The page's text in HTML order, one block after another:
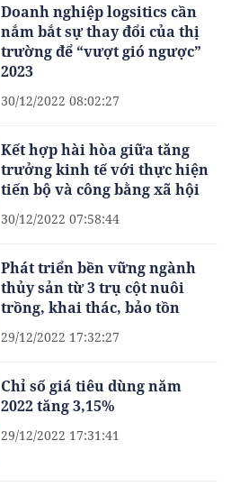
Doanh nghiệp logsitics cần
nắm bắt sự thay đổi của thị
trường để “vượt gió ngược”
2023
30/12/2022 08:02:27
Kết hợp hài hòa giữa tăng
trưởng kinh tế với thực hiện
tiến bộ và công bằng xã hội
30/12/2022 07:58:44
Phát triển bền vững ngành
thủy sản từ 3 trụ cột nuôi
trồng, khai thác, bảo tồn
29/12/2022 17:32:27
Chỉ số giá tiêu dùng năm
2022 tăng 3,15%
29/12/2022 17:31:41